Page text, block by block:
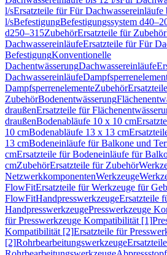
l/sErsatzteile für Für Dachwassereinläufe
l/sBefestigungBefestigungssystem
d250–315ZubehörErsatzteile für Zubehör
DachwassereinläufeErsatzteile für Für
BefestigungKonventionelle
DachentwässerungDachwassereinläufe
Dachwassereinläufe
DampfsperrenelementeZubehör
ZubehörBodenentwässerung
draußenErsatzteile für
draußenBodenabläufe 10 x 10 cm
10 cmBodenabläufe 13 x 13 cm
13 cmBodeneinläufe für Balkone und
cmErsatzteile für Bodeneinläufe für
cmZubehörErsatzteile für Zubehör
NetzwerkkomponentenWerkzeuge
FlowFitErsatzteile für Werkzeuge für
FlowFitHandpresswerkzeugeErsatzteile
HandpresswerkzeugePresswerkzeuge
für Presswerkzeuge Kompatibilität [1]
Kompatibilität [2]Ersatzteile für
[2]Rohrbearbeitungswerkzeuge